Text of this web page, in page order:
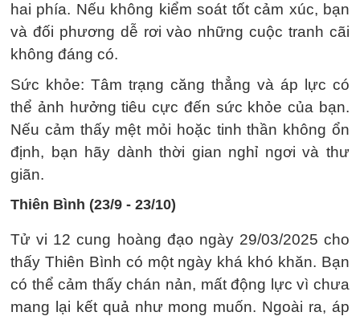
hai phía. Nếu không kiểm soát tốt cảm xúc, bạn
và đối phương dễ rơi vào những cuộc tranh cãi
không đáng có.
Sức khỏe: Tâm trạng căng thẳng và áp lực có
thể ảnh hưởng tiêu cực đến sức khỏe của bạn.
Nếu cảm thấy mệt mỏi hoặc tinh thần không ổn
định, bạn hãy dành thời gian nghỉ ngơi và thư
giãn.
Thiên Bình (23/9 - 23/10)
Tử vi 12 cung hoàng đạo ngày 29/03/2025 cho
thấy Thiên Bình có một ngày khá khó khăn. Bạn
có thể cảm thấy chán nản, mất động lực vì chưa
mang lại kết quả như mong muốn. Ngoài ra, áp